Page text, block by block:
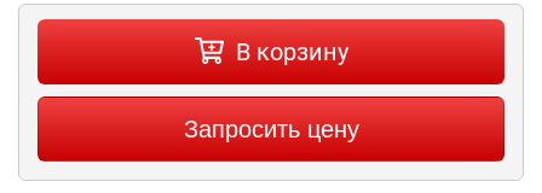
В корзину
Запросить цену